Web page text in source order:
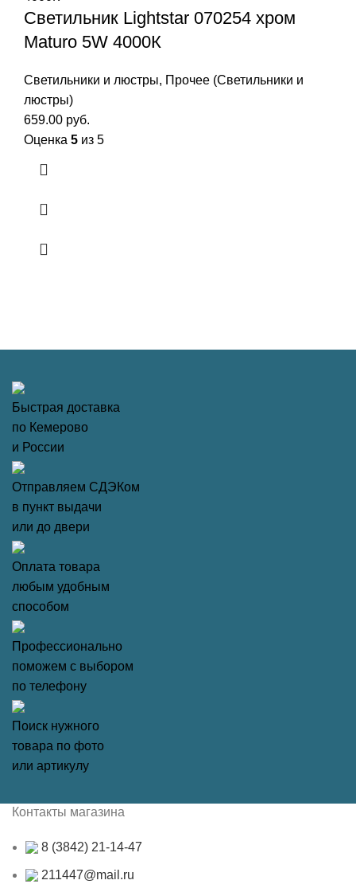
Светильник Lightstar 070254 хром
Maturo 5W 4000К
Светильники и люстры, Прочее (Светильники и
люстры)
659.00 руб.
Оценка 5 из 5
Быстрая доставка
по Кемерово
и России
Отправляем СДЭКом
в пункт выдачи
или до двери
Оплата товара
любым удобным
способом
Профессионально
поможем с выбором
по телефону
Поиск нужного
товара по фото
или артикулу
Контакты магазина
8 (3842) 21-14-47
211447@mail.ru